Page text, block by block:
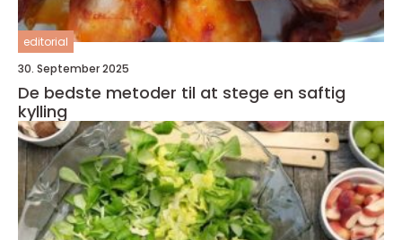
editorial
30. September 2025
De bedste metoder til at stege en saftig
kylling